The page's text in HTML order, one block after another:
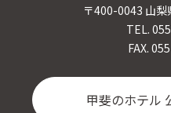
〒400-0043 山
TEL.
FAX.
甲斐のホテル